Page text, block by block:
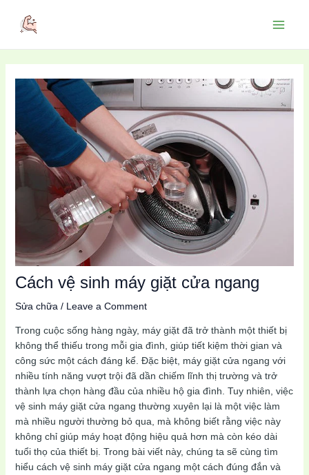
Menu
Cách vệ sinh máy giặt cửa ngang
Sửa chữa / Leave a Comment
Trong cuộc sống hàng ngày, máy giặt đã trở thành một thiết bị
không thể thiếu trong mỗi gia đình, giúp tiết kiệm thời gian và
công sức một cách đáng kể. Đặc biệt, máy giặt cửa ngang với
nhiều tính năng vượt trội đã dần chiếm lĩnh thị trường và trở
thành lựa chọn hàng đầu của nhiều hộ gia đình. Tuy nhiên, việc
vệ sinh máy giặt cửa ngang thường xuyên lại là một việc làm
mà nhiều người thường bỏ qua, mà không biết rằng việc này
không chỉ giúp máy hoạt động hiệu quả hơn mà còn kéo dài
tuổi thọ của thiết bị. Trong bài viết này, chúng ta sẽ cùng tìm
hiểu cách vệ sinh máy giặt cửa ngang một cách đúng đắn và